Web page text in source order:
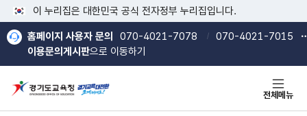
본문 바로가기
메인메뉴 바로가기
이 누리집은 대한민국 공식 전자정부 누리집입니다.
홈페이지 사용자 문의 070-4021-7078
070-4021-7015
이용문의게시판으로 이동하기
전체메뉴